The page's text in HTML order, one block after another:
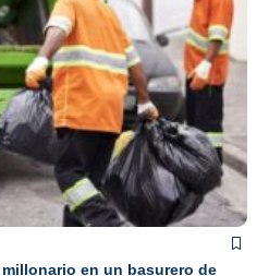
en un basurero de